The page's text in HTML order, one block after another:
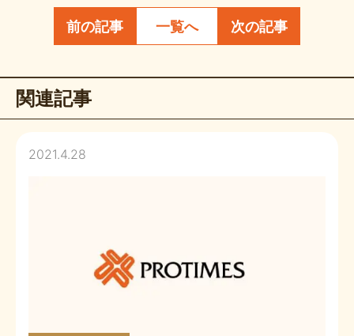
前の記事 一覧へ 次の記事
関連記事
2021.4.28